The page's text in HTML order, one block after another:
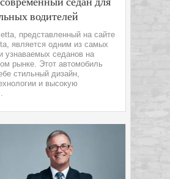
водителей
представленный на сайте
является одним из самых
узнаваемых седанов на
рынке. Этот автомобиль
стильный дизайн,
и высокую